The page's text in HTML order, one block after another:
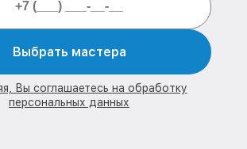
Выбрать мастера
Вы соглашаетесь на обработку
персональных данных